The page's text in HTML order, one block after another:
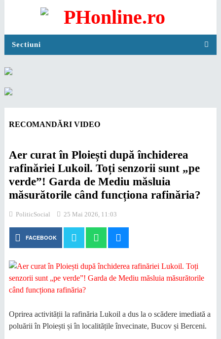
Sectiuni
RECOMANDĂRI VIDEO
Aer curat în Ploiești după închiderea
rafinăriei Lukoil. Toți senzorii sunt „pe
verde”! Garda de Mediu măsluia
măsurătorile când funcționa rafinăria?
PoliticSocial 25 Mai 2026, 11:03
FACEBOOK
​Oprirea activității la rafinăria Lukoil a dus la o scădere imediată a
poluării în Ploiești și în localitățile învecinate, Bucov și Berceni.